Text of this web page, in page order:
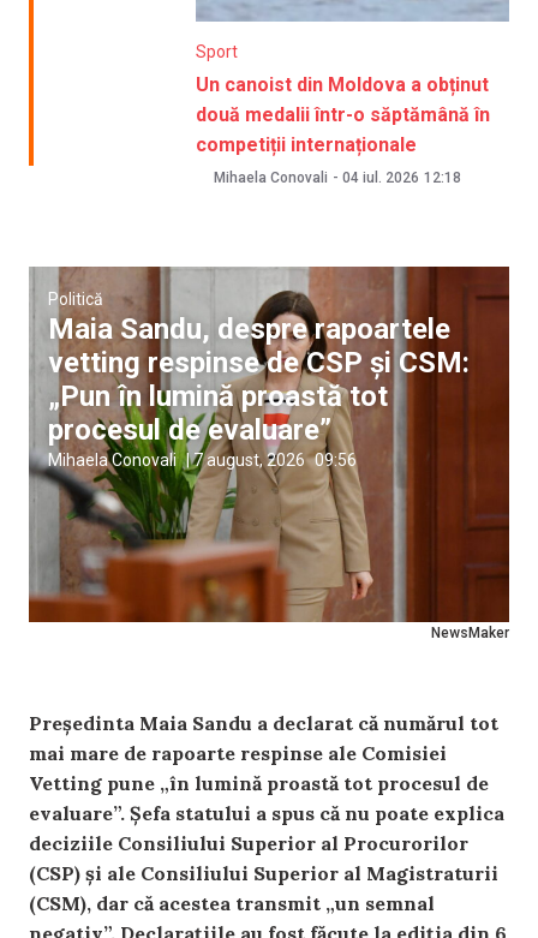
Sport
Un canoist din Moldova a obținut
două medalii într-o săptămână în
competiții internaționale
Mihaela Conovali - 04 iul. 2026 12:18
NewsMaker
Politică
Maia Sandu, despre rapoartele
vetting respinse de CSP și CSM:
„Pun în lumină proastă tot
procesul de evaluare”
Mihaela Conovali |7 august, 2026 09:56
Președinta Maia Sandu a declarat că numărul tot
mai mare de rapoarte respinse ale Comisiei
Vetting pune „în lumină proastă tot procesul de
evaluare”. Șefa statului a spus că nu poate explica
deciziile Consiliului Superior al Procurorilor
(CSP) și ale Consiliului Superior al Magistraturii
(CSM), dar că acestea transmit „un semnal